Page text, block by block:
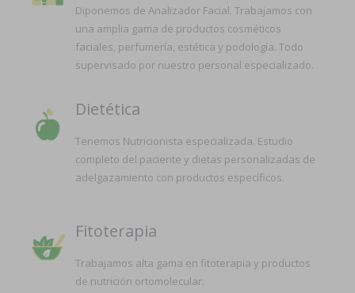
Diponemos de Analizador Facial. Trabajamos con
una amplia gama de productos cosméticos
faciales, perfumería, estética y podología. Todo
supervisado por nuestro personal especializado.
Dietética
Tenemos Nutricionista especializada. Estudio
completo del paciente y dietas personalizadas de
adelgazamiento con productos específicos.
Fitoterapia
Trabajamos alta gama en fitoterapia y productos
de nutrición ortomolecular.